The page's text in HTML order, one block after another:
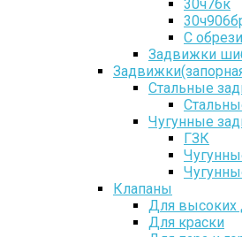
30ч7бк
С
Задвижки
Стальные
Чугунные
ГЗК
Клапаны
Для высоких
Для краски